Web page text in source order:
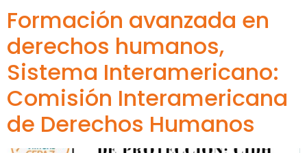
Formación avanzada en
derechos humanos,
Sistema Interamericano:
Comisión Interamericana
de Derechos Humanos